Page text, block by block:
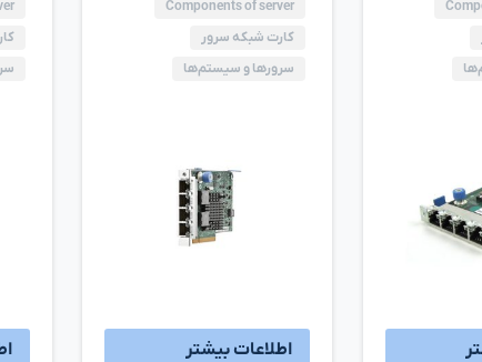
Components of server
کارت شبکه سرور
سرورها و سیستم‌ها
اطلاعات بیشتر